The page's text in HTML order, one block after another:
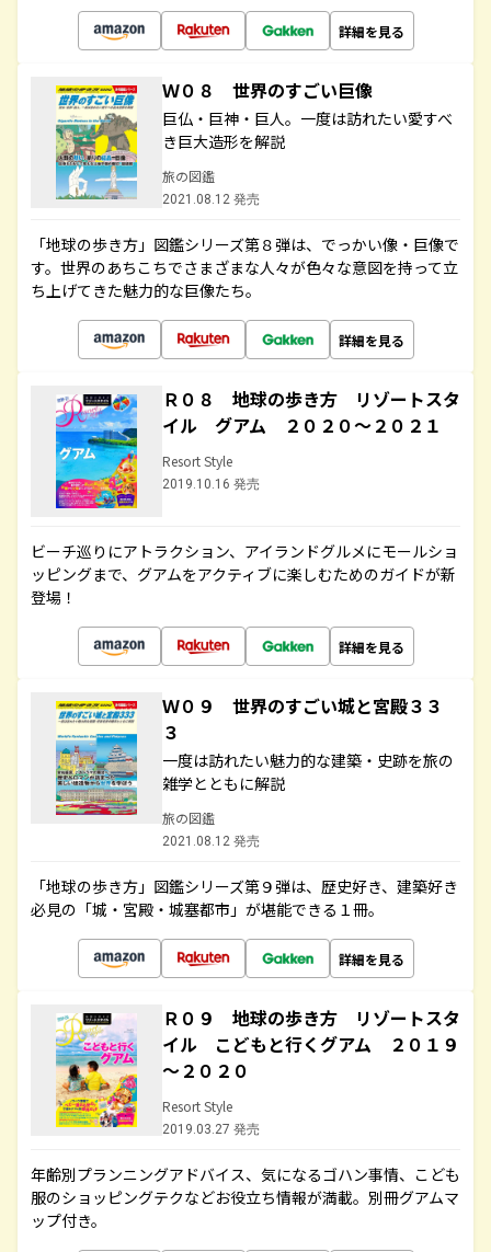
詳細を見る
Ｗ０８ 世界のすごい巨像
巨仏・巨神・巨人。一度は訪れたい愛すべ
き巨大造形を解説
旅の図鑑
2021.08.12 発売
「地球の歩き方」図鑑シリーズ第８弾は、でっかい像・巨像で
す。世界のあちこちでさまざまな人々が色々な意図を持って立
ち上げてきた魅力的な巨像たち。
詳細を見る
Ｒ０８ 地球の歩き方 リゾートスタ
イル グアム ２０２０～２０２１
Resort Style
2019.10.16 発売
ビーチ巡りにアトラクション、アイランドグルメにモールショ
ッピングまで、グアムをアクティブに楽しむためのガイドが新
登場！
詳細を見る
Ｗ０９ 世界のすごい城と宮殿３３
３
一度は訪れたい魅力的な建築・史跡を旅の
雑学とともに解説
旅の図鑑
2021.08.12 発売
「地球の歩き方」図鑑シリーズ第９弾は、歴史好き、建築好き
必見の「城・宮殿・城塞都市」が堪能できる１冊。
詳細を見る
Ｒ０９ 地球の歩き方 リゾートスタ
イル こどもと行くグアム ２０１９
～２０２０
Resort Style
2019.03.27 発売
年齢別プランニングアドバイス、気になるゴハン事情、こども
服のショッピングテクなどお役立ち情報が満載。別冊グアムマ
ップ付き。